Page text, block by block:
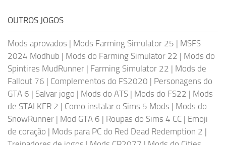
OUTROS JOGOS
Mods aprovados | Mods Farming Simulator 25 | MSFS
2024 Modhub | Mods do Farming Simulator 22 | Mods do
Spintires MudRunner | Farming Simulator 22 | Mods de
Fallout 76 | Complementos do FS2020 | Personagens do
GTA 6 | Salvar jogo | Mods do ATS | Mods do FS22 | Mods
de STALKER 2 | Como instalar o Sims 5 Mods | Mods do
SnowRunner | Mod GTA 6 | Roupas do Sims 4 CC | Emoji
de coração | Mods para PC do Red Dead Redemption 2 |